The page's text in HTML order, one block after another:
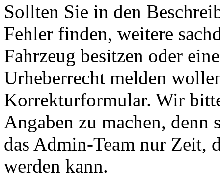
Sollten Sie in den
Fehler finden, weitere
Fahrzeug besitzen oder
Urheberrecht melden
Korrekturformular. Wir
Angaben zu machen,
das Admin-Team nur Zeit,
werden kann.